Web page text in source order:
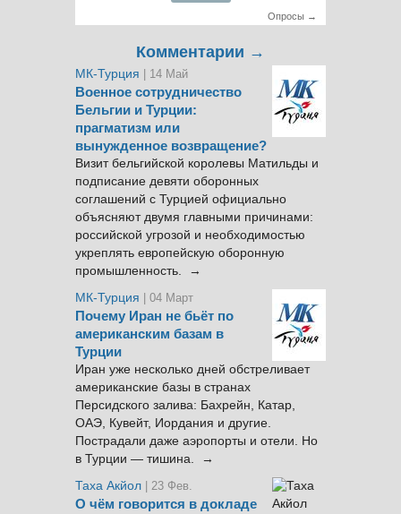
Опросы →
Комментарии →
МК-Турция | 14 Май
Военное сотрудничество
Бельгии и Турции:
прагматизм или
вынужденное возвращение?
Визит бельгийской королевы Матильды и
подписание девяти оборонных
соглашений с Турцией официально
объясняют двумя главными причинами:
российской угрозой и необходимостью
укреплять европейскую оборонную
промышленность. →
МК-Турция
| 04 Март
Почему Иран не бьёт по
американским базам в
Турции
Иран уже несколько дней обстреливает
американские базы в странах
Персидского залива: Бахрейн, Катар,
ОАЭ, Кувейт, Иордания и другие.
Пострадали даже аэропорты и отели. Но
в Турции — тишина. →
Таха Акйол | 23 Фев.
О чём говорится в докладе